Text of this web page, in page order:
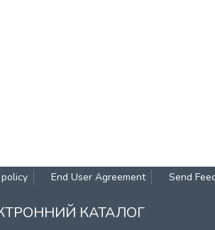
End User Agreement Send
КАТАЛОГ